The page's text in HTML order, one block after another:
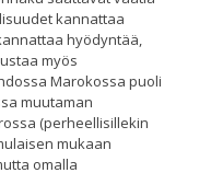
kannattaa
hyödyntää,
myös
Marokossa puoli
muutaman
(perheellisillekin
mukaan
omalla